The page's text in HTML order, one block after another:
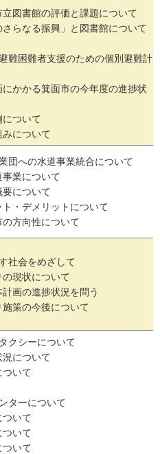
図書館の評価と課題について
らなる振興」と図書館について
難困難者支援のための個別避難計
かかる箕面市の今年度の進捗状
ついて
について
団への水道事業統合について
道事業について
について
・デメリットについて
方向性について
社会をめざして
現状について
画の進捗状況を問う
策の今後について
クシーについて
について
いて
ターについて
いて
いて
ついて